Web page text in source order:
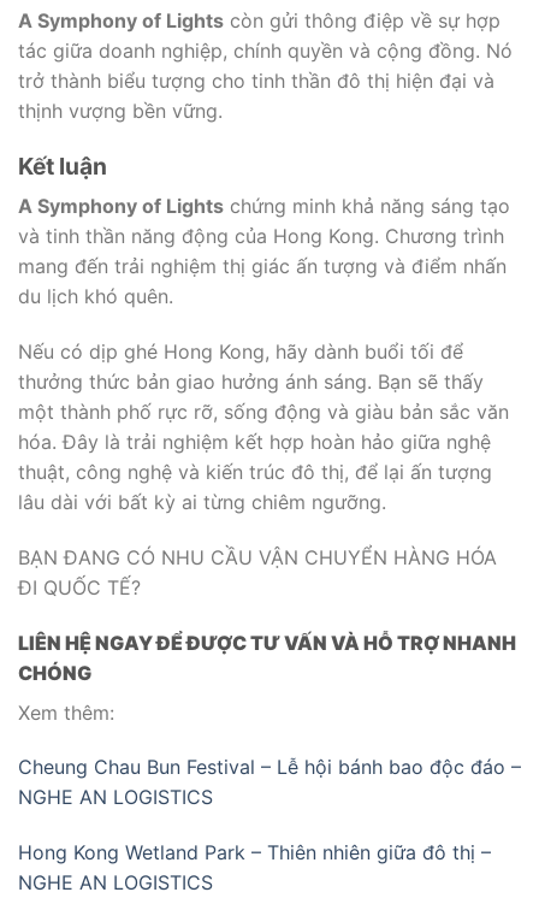
A Symphony of Lights còn gửi thông điệp về sự hợp
tác giữa doanh nghiệp, chính quyền và cộng đồng. Nó
trở thành biểu tượng cho tinh thần đô thị hiện đại và
thịnh vượng bền vững.
Kết luận
A Symphony of Lights chứng minh khả năng sáng tạo
và tinh thần năng động của Hong Kong. Chương trình
mang đến trải nghiệm thị giác ấn tượng và điểm nhấn
du lịch khó quên.
Nếu có dịp ghé Hong Kong, hãy dành buổi tối để
thưởng thức bản giao hưởng ánh sáng. Bạn sẽ thấy
một thành phố rực rỡ, sống động và giàu bản sắc văn
hóa. Đây là trải nghiệm kết hợp hoàn hảo giữa nghệ
thuật, công nghệ và kiến trúc đô thị, để lại ấn tượng
lâu dài với bất kỳ ai từng chiêm ngưỡng.
BẠN ĐANG CÓ NHU CẦU VẬN CHUYỂN HÀNG HÓA
ĐI QUỐC TẾ?
LIÊN HỆ NGAY ĐỂ ĐƯỢC TƯ VẤN VÀ HỖ TRỢ NHANH
CHÓNG
Xem thêm:
Cheung Chau Bun Festival – Lễ hội bánh bao độc đáo –
NGHE AN LOGISTICS
Hong Kong Wetland Park – Thiên nhiên giữa đô thị –
NGHE AN LOGISTICS